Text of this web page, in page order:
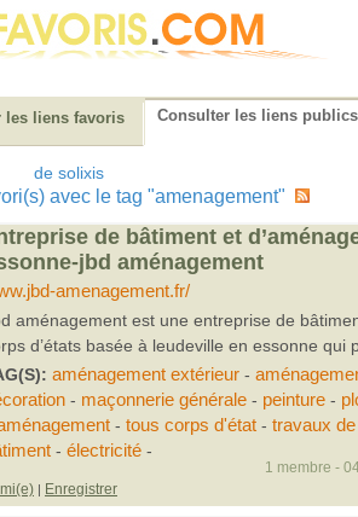
les liens favoris Consulter les liens publics
de solixis
avec le tag "amenagement"
de bâtiment et
jbd aménagement
amenagement.fr/
aménagement est une entreprise de
d’états basée à leudeville en essonne qui
aménagement extérieur-
- maçonnerie générale- peinture-
- tous corps d'état- travaux
- électricité-
| Enregistrer
1 membre -